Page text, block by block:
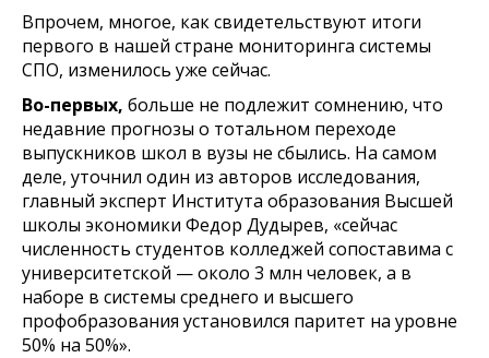
Впрочем, многое, как свидетельствуют итоги
первого в нашей стране мониторинга системы
СПО, изменилось уже сейчас.
Во-первых, больше не подлежит сомнению, что
недавние прогнозы о тотальном переходе
выпускников школ в вузы не сбылись. На самом
деле, уточнил один из авторов исследования,
главный эксперт Института образования Высшей
школы экономики Федор Дудырев, «сейчас
численность студентов колледжей сопоставима с
университетской — около 3 млн человек, а в
наборе в системы среднего и высшего
профобразования установился паритет на уровне
50% на 50%».